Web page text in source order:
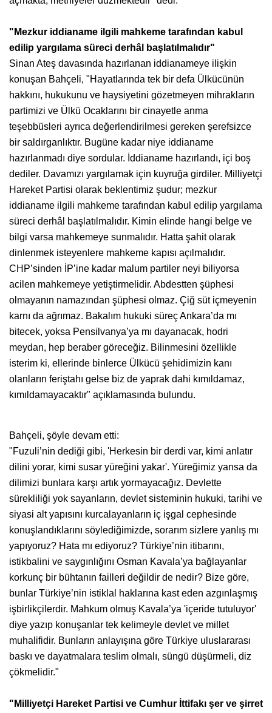
"Mezkur iddianame ilgili mahkeme tarafından kabul
edilip yargılama süreci derhâl başlatılmalıdır"
Sinan Ateş davasında hazırlanan iddianameye ilişkin
konuşan Bahçeli, "Hayatlarında tek bir defa Ülkücünün
hakkını, hukukunu ve haysiyetini gözetmeyen mihrakların
partimizi ve Ülkü Ocaklarını bir cinayetle anma
teşebbüsleri ayrıca değerlendirilmesi gereken şerefsizce
bir saldırganlıktır. Bugüne kadar niye iddianame
hazırlanmadı diye sordular. İddianame hazırlandı, içi boş
dediler. Davamızı yargılamak için kuyruğa girdiler. Milliyetçi
Hareket Partisi olarak beklentimiz şudur; mezkur
iddianame ilgili mahkeme tarafından kabul edilip yargılama
süreci derhâl başlatılmalıdır. Kimin elinde hangi belge ve
bilgi varsa mahkemeye sunmalıdır. Hatta şahit olarak
dinlenmek isteyenlere mahkeme kapısı açılmalıdır.
CHP’sinden İP’ine kadar malum partiler neyi biliyorsa
acilen mahkemeye yetiştirmelidir. Abdestten şüphesi
olmayanın namazından şüphesi olmaz. Çiğ süt içmeyenin
karnı da ağrımaz. Bakalım hukuki süreç Ankara’da mı
bitecek, yoksa Pensilvanya’ya mı dayanacak, hodri
meydan, hep beraber göreceğiz. Bilinmesini özellikle
isterim ki, ellerinde binlerce Ülkücü şehidimizin kanı
olanların feriştahı gelse biz de yaprak dahi kımıldamaz,
kımıldamayacaktır" açıklamasında bulundu.
Bahçeli, şöyle devam etti:
"Fuzuli’nin dediği gibi, 'Herkesin bir derdi var, kimi anlatır
dilini yorar, kimi susar yüreğini yakar'. Yüreğimiz yansa da
dilimizi bunlara karşı artık yormayacağız. Devlette
sürekliliği yok sayanların, devlet sisteminin hukuki, tarihi ve
siyasi alt yapısını kurcalayanların iç işgal cephesinde
konuşlandıklarını söylediğimizde, sorarım sizlere yanlış mı
yapıyoruz? Hata mı ediyoruz? Türkiye’nin itibarını,
istikbalini ve saygınlığını Osman Kavala’ya bağlayanlar
korkunç bir bühtanın failleri değildir de nedir? Bize göre,
bunlar Türkiye’nin istiklal haklarına kast eden azgınlaşmış
işbirlikçilerdir. Mahkum olmuş Kavala’ya 'içeride tutuluyor'
diye yazıp konuşanlar tek kelimeyle devlet ve millet
muhalifidir. Bunların anlayışına göre Türkiye uluslararası
baskı ve dayatmalara teslim olmalı, süngü düşürmeli, diz
çökmelidir."
"Milliyetçi Hareket Partisi ve Cumhur İttifakı şer ve şirret